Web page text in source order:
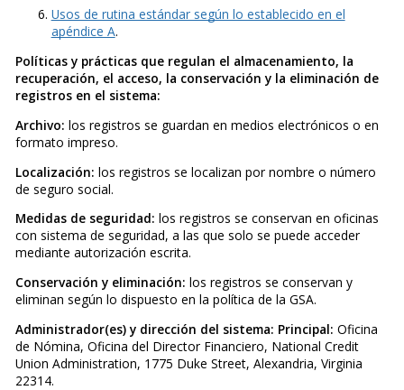
Usos de rutina estándar según lo establecido en el
apéndice A.
Políticas y prácticas que regulan el almacenamiento, la
recuperación, el acceso, la conservación y la eliminación de
registros en el sistema:
Archivo: los registros se guardan en medios electrónicos o en
formato impreso.
Localización: los registros se localizan por nombre o número
de seguro social.
Medidas de seguridad: los registros se conservan en oficinas
con sistema de seguridad, a las que solo se puede acceder
mediante autorización escrita.
Conservación y eliminación: los registros se conservan y
eliminan según lo dispuesto en la política de la GSA.
Administrador(es) y dirección del sistema: Principal: Oficina
de Nómina, Oficina del Director Financiero, National Credit
Union Administration, 1775 Duke Street, Alexandria, Virginia
22314.